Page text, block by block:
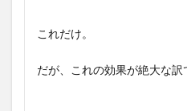
これだけ。
だが、これの効果が絶大な訳